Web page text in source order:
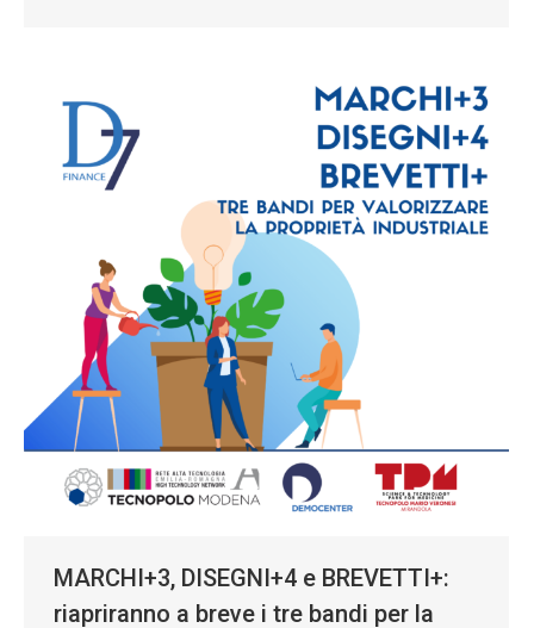
MARCHI+3, DISEGNI+4 e BREVETTI+:
riapriranno a breve i tre bandi per la